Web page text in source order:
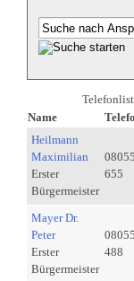
Name
Heilmann
Maximilian
Erster
Bürgermeister
08055
655
Mayer Dr.
Peter
Erster
Bürgermeister
08055
488